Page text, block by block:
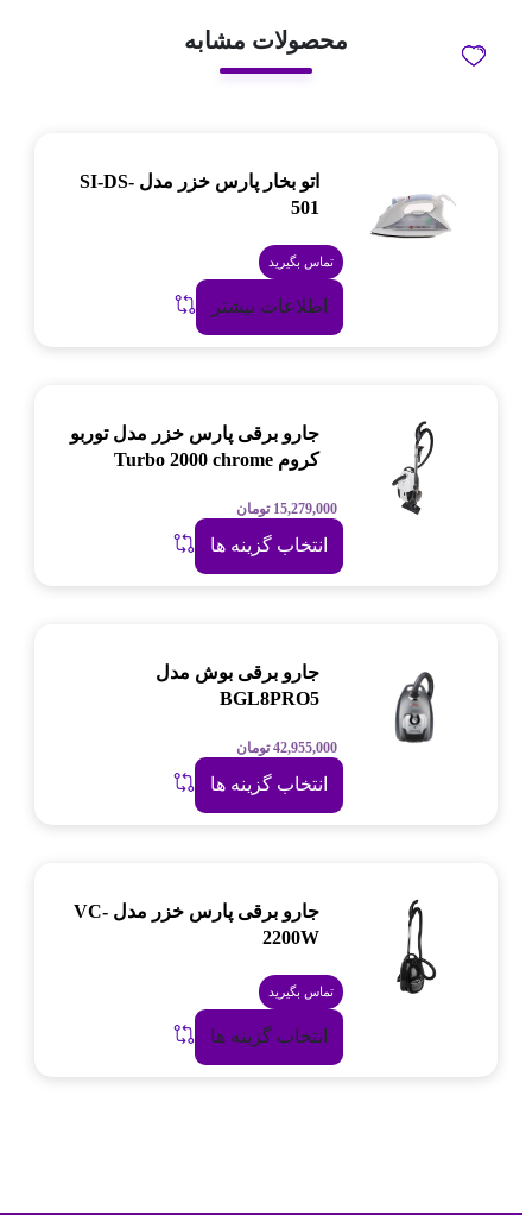
محصولات مشابه
اتو بخار پارس خزر مدل SI-DS-
501
تماس بگیرید
اطلاعات بیشتر
جارو برقی پارس خزر مدل توربو
کروم Turbo 2000 chrome
15,279,000 تومان
انتخاب گزینه ها
جارو برقی بوش مدل
BGL8PRO5
42,955,000 تومان
انتخاب گزینه ها
جارو برقی پارس خزر مدل VC-
2200W
تماس بگیرید
انتخاب گزینه ها